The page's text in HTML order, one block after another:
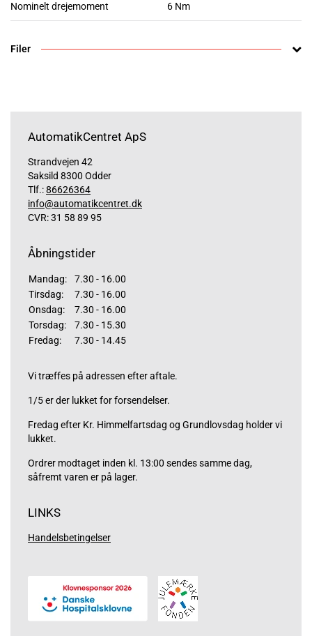
Nominelt drejemoment 6 Nm
Filer
AutomatikCentret ApS
Strandvejen 42
Saksild 8300 Odder
Tlf.:86626364
info@automatikcentret.dk
CVR: 31 58 89 95
Åbningstider
Mandag:
7.30 - 16.00
Tirsdag:
7.30 - 16.00
Onsdag:
7.30 - 16.00
Torsdag:
7.30 - 15.30
Fredag:
7.30 - 14.45
Vi træffes på adressen efter aftale.
1/5 er der lukket for forsendelser.
Fredag efter Kr. Himmelfartsdag og Grundlovsdag holder vi
lukket.
Ordrer modtaget inden kl. 13:00 sendes samme dag,
såfremt varen er på lager.
LINKS
Handelsbetingelser